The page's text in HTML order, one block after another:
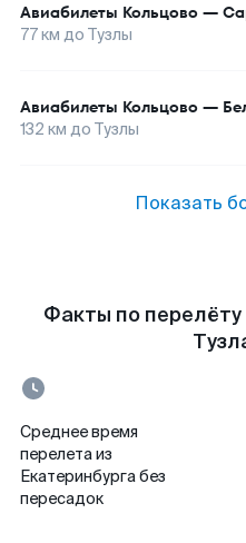
Авиабилеты Кольцово —
77км до Тузлы
Авиабилеты Кольцово —
132 км до Тузлы
Показать
Факты по перелёту
Среднее время
перелета из
Екатеринбурга без
пересадок